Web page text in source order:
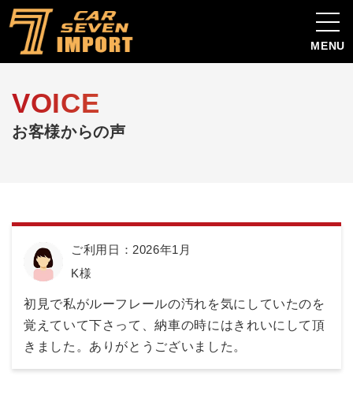
MENU
VOICE
お客様からの声
ご利用日：2026年1月
K様
初見で私がルーフレールの汚れを気にしていたのを
覚えていて下さって、納車の時にはきれいにして頂
きました。ありがとうございました。